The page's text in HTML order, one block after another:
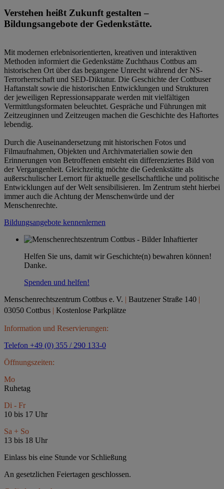
Verstehen heißt Zukunft gestalten –
Bildungsangebote der Gedenkstätte.
Mit modernen erlebnisorientierten, kreativen und interaktiven
Methoden informiert die Gedenkstätte Zuchthaus Cottbus am
historischen Ort über das begangene Unrecht während der NS-
Terrorherrschaft und SED-Diktatur. Die Geschichte der Cottbuser
Haftanstalt sowie die historischen Entwicklungen und Strukturen
der jeweiligen Repressionsapparate werden mit vielfältigen
Vermittlungsformaten beleuchtet. Gespräche und Führungen mit
Zeitzeuginnen und Zeitzeugen machen die Geschichte des Haftortes
lebendig.
Durch die Auseinandersetzung mit historischen Fotos und
Filmaufnahmen, Objekten und Archivmaterialien sowie den
Erinnerungen von Betroffenen entsteht ein differenziertes Bild von
der Vergangenheit. Gleichzeitig möchte die Gedenkstätte als
außerschulischer Lernort für aktuelle gesellschaftliche und politische
Entwicklungen auf der Welt sensibilisieren. Im Zentrum steht hierbei
immer auch die Achtung der Menschenwürde und der
Menschenrechte.
Bildungsangebote kennenlernen
Helfen Sie uns, damit wir Geschichte(n) bewahren können!
Danke.
Spenden und helfen!
Menschenrechtszentrum Cottbus e. V. | Bautzener Straße 140 |
03050 Cottbus | Kostenlose Parkplätze
Information und Reservierungen:
Telefon +49 (0) 355 / 290 133-0
Öffnungszeiten:
Mo
Ruhetag
Di - Fr
10 bis 17 Uhr
Sa + So
13 bis 18 Uhr
Einlass bis eine Stunde vor Schließung
An gesetzlichen Feiertagen geschlossen.